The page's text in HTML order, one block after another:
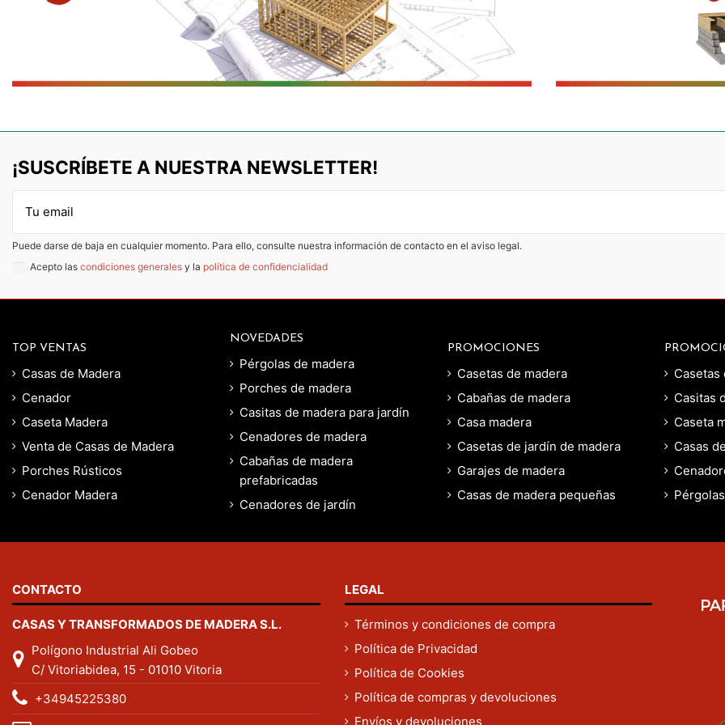
¡SUSCRÍBETE A NUESTRA NEWSLETTER!
Puede darse de baja en cualquier momento. Para ello, consulte nuestra información de contacto en el aviso legal.
Acepto las condiciones generales y la política de confidencialidad
TOP VENTAS
Casas de Madera
Cenador
Caseta Madera
Venta de Casas de Madera
Porches Rústicos
Cenador Madera
NOVEDADES
Pérgolas de madera
Porches de madera
Casitas de madera para jardín
Cenadores de madera
Cabañas de madera
prefabricadas
Cenadores de jardín
PROMOCIONES
Casetas de madera
Cabañas de madera
Casa madera
Casetas de jardín de madera
Garajes de madera
Casas de madera pequeñas
Casetas
Casitas
Caseta
Casas
CONTACTO
CASAS Y TRANSFORMADOS DE MADERA S.L.
Polígono Industrial Ali Gobeo
C/ Vitoriabidea, 15 - 01010 Vitoria
+34945225380
LEGAL
Términos y condiciones de compra
Política de Privacidad
Política de Cookies
Política de compras y devoluciones
Envíos y devoluciones